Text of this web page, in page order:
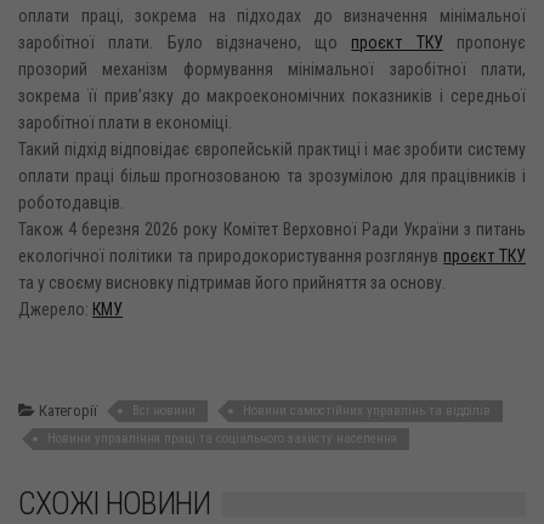
оплати праці, зокрема на підходах до визначення мінімальної
заробітної плати. Було відзначено, що проєкт ТКУпропонує
прозорий механізм формування мінімальної заробітної плати,
зокрема її прив’язку до макроекономічних показників і середньої
заробітної плати в економіці.
Такий підхід відповідає європейській практиці і має зробити систему
оплати праці більш прогнозованою та зрозумілою для працівників і
роботодавців.
Також 4 березня 2026 року Комітет Верховної Ради України з питань
екологічної політики та природокористування розглянув проєкт ТКУ
та у своєму висновку підтримав його прийняття за основу.
Джерело: КМУ
Категорії Всі новини
Новини самостійних управлінь та відділів
Новини управління праці та соціального захисту населення
СХОЖІ НОВИНИ